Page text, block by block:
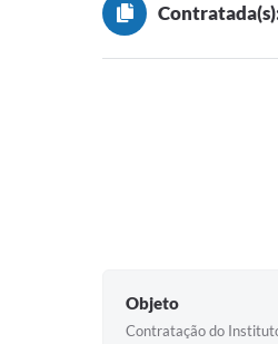
Objeto
Contratação do